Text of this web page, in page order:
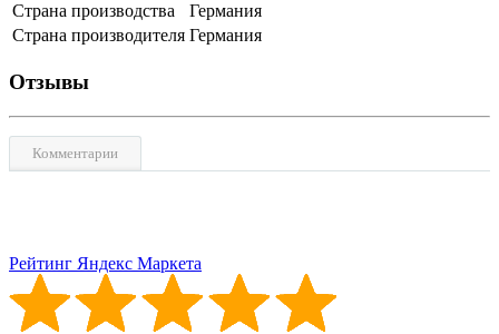
Страна производства
Германия
Страна производителя Германия
Отзывы
Комментарии
Рейтинг Яндекс Маркета